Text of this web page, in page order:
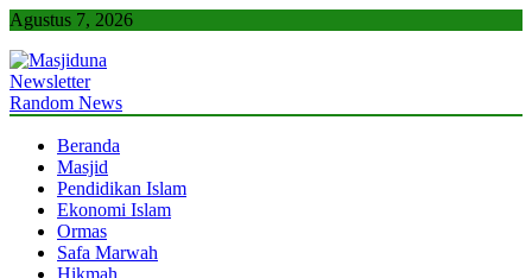
Skip
content
Agustus 7, 2026
Masjiduna
Referensi Berita Islam Indonesia
Newsletter
Random News
Beranda
Masjid
Pendidikan Islam
Ekonomi Islam
Ormas
Safa Marwah
Hikmah